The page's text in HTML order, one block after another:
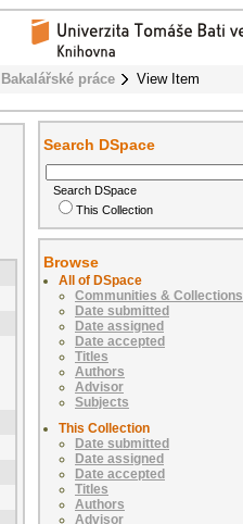
Bakalářské práce View Item
Search DSpace
Search DSpace
This Collection
Browse
All of DSpace
Communities & Collections
Date submitted
Date assigned
Date accepted
Titles
Authors
Advisor
Subjects
This Collection
Date submitted
Date assigned
Date accepted
Titles
Authors
Advisor